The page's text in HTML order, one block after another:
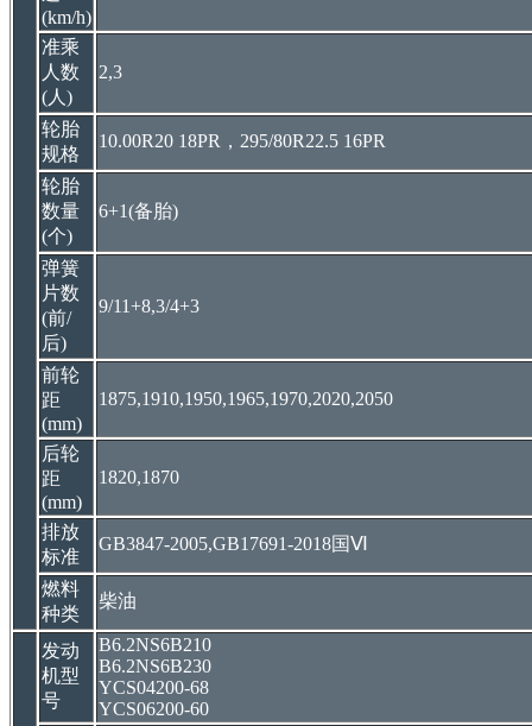
(km/h)
准乘
人数
(人)
2,3
轮胎
规格
10.00R20 18PR，295/80R22.5 16PR
轮胎
数量
(个)
6+1(备胎)
弹簧
片数
(前/
后)
9/11+8,3/4+3
前轮
距
(mm)
1875,1910,1950,1965,1970,2020,2050
后轮
距
(mm)
1820,1870
排放
标准
GB3847-2005,GB17691-2018国Ⅵ
燃料
种类
柴油
发动
机型
号
B6.2NS6B210
B6.2NS6B230
YCS04200-68
YCS06200-60